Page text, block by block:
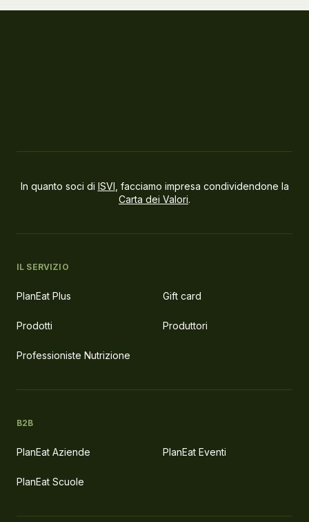
In quanto soci di ISVI , facciamo impresa condividendone la
Carta dei Valori.
IL SERVIZIO
PlanEat Plus Gift card
Prodotti Produttori
Professioniste Nutrizione
B2B
PlanEat Aziende PlanEat Eventi
PlanEat Scuole